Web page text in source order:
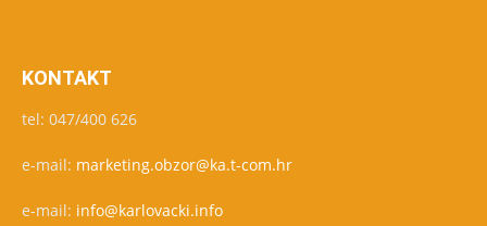
KONTAKT
tel: 047/400 626
e-mail: marketing.obzor@ka.t-com.hr
e-mail: info@karlovacki.info